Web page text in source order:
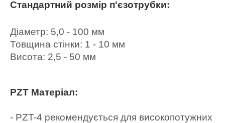
Стандартний розмір п'єзотрубки:
Діаметр: 5,0 - 100 мм
Товщина стінки: 1 - 10 мм
Висота: 2,5 - 50 мм
PZT Матеріал:
- PZT-4 рекомендується для високопотужних